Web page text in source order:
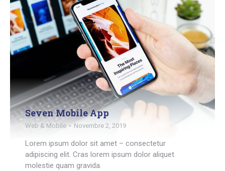
Seven Mobile App
Web & Mobile Novembre 2, 2019
Lorem ipsum dolor sit amet – consectetur
adipiscing elit. Cras lorem ipsum dolor aliquet
molestie quam gravida.